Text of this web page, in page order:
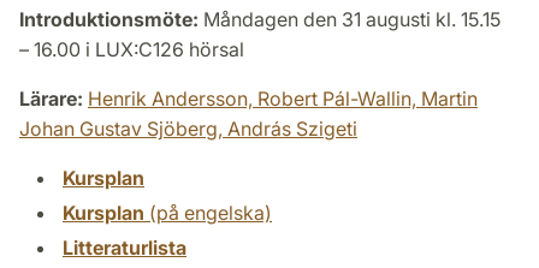
Introduktionsmöte: Måndagen den 31 augusti kl. 15.15
– 16.00 i LUX:C126 hörsal
Lärare: Henrik Andersson, Robert Pál-Wallin, Martin
Johan Gustav Sjöberg, András Szigeti
Kursplan
Kursplan (på engelska)
Litteraturlista